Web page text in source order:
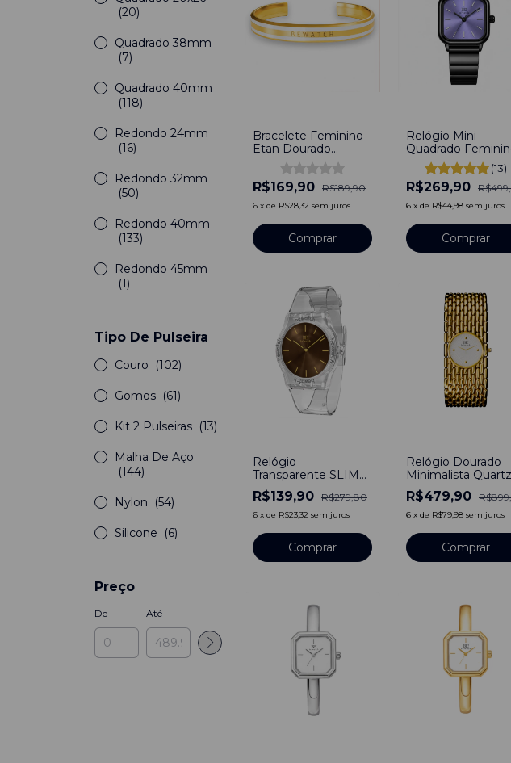
(20)
Quadrado 38mm
(7)
Quadrado 40mm
(118)
Redondo 24mm
(16)
Redondo 32mm
(50)
Redondo 40mm
(133)
Redondo 45mm
(1)
Tipo De Pulseira
Couro (102)
Gomos (61)
Kit 2 Pulseiras (13)
Malha De Aço
(144)
Nylon (54)
Silicone (6)
Preço
De Até
Bracelete Feminino
Etan Dourado
Ajustável
R$169,90 R$189,90
6 x de R$28,32 sem juros
Relógio Mini
Quadrado
Bays Planet 25
Aço Inoxidável (13)
R$269,90
6 x de R$44,98 sem juros
Comprar
Relógio
Transparente SLIM
Mocha Clear
Bewatch
R$139,90 R$279,80
6 x de R$23,32 sem juros
Relógio Dourado
Minimalista
Luxo Dourado
R$479,90
6 x de R$79,98 sem juros